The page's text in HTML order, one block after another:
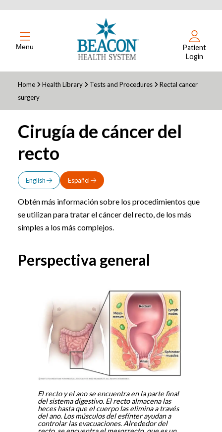
Menu
Patient
Login
Home Health Library Tests and Procedures
Rectal cancer
surgery
Cirugía de cáncer del
recto
English Español
Obtén más información sobre los procedimientos que
se utilizan para tratar el cáncer del recto, de los más
simples a los más complejos.
Perspectiva general
El recto y el ano se encuentra en la parte final
del sistema digestivo. El recto almacena las
heces hasta que el cuerpo las elimina a través
del ano. Los músculos del esfínter ayudan a
controlar las evacuaciones. Alrededor del